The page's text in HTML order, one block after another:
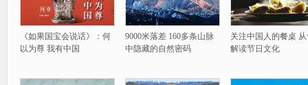
《如果国宝会说话》：何
以为尊 我有中国
9000米落差 160多条山脉
中隐藏的自然密码
关注中国人的餐桌
解读节日文化